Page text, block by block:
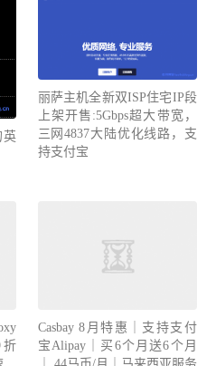
英
丽萨主机全新双ISP住宅IP段
上架开售:5Gbps超大带宽，
三网4837大陆优化线路，支
持支付宝
Casbay 8月特惠｜支持支付
宝Alipay｜买6个月送6个月